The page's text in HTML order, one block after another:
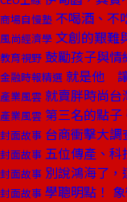
商場自慢塾 不喝酒、不
風尚經濟學 文創的艱難
教育視野 鼓勵孩子與情
金融時報精選 就是他
產業風雲 就賣胖時尚
產業風雲 第三名的點
封面故事 台商衝擊大調
封面故事 五位傳產、科
封面故事 別說鴻海了
封面故事 學聰明點！